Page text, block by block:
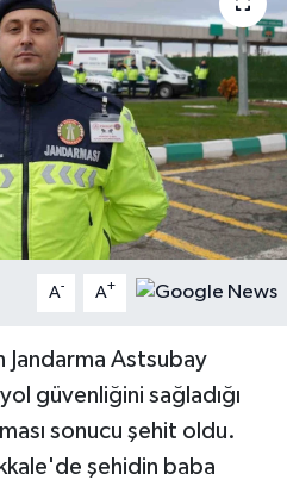
A- A+
Astsubay
güvenliğini sağladığı
sonucu şehit oldu.
şehidin baba